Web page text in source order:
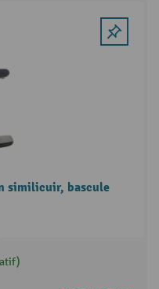
similicuir, bascule